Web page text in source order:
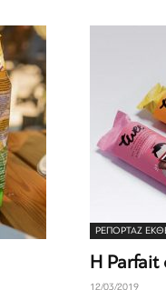
ΡΕΠΟΡΤΆΖ
Η Parfait
12/03/2019